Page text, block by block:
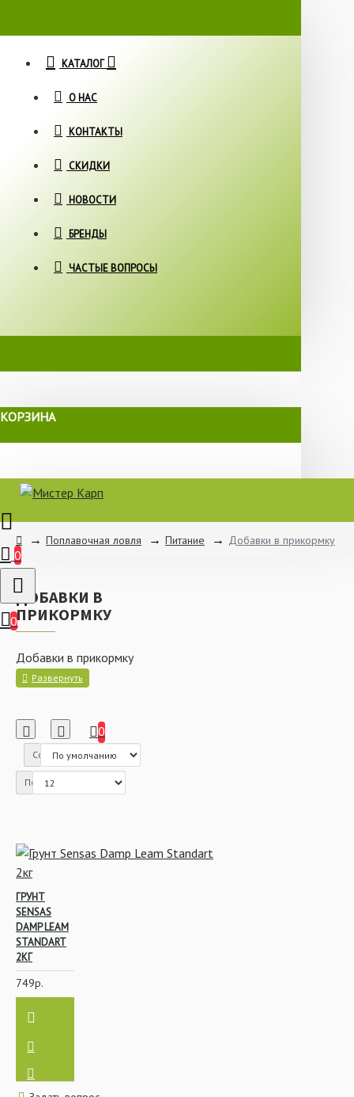
КАТАЛОГ
О НАС
КОНТАКТЫ
СКИДКИ
НОВОСТИ
БРЕНДЫ
ЧАСТЫЕ ВОПРОСЫ
КОРЗИНА
0
0
Поплавочная ловля Питание Добавки в прикормку
ДОБАВКИ В
ПРИКОРМКУ
Добавки в прикормку
0
Сортировка:
Показать:
ГРУНТ
SENSAS
DAMP LEAM
STANDART
2КГ
749р.